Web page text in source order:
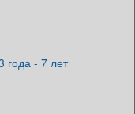
года - 7 лет